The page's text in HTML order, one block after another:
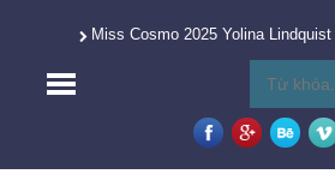
Miss Cosmo 2025 Yolina